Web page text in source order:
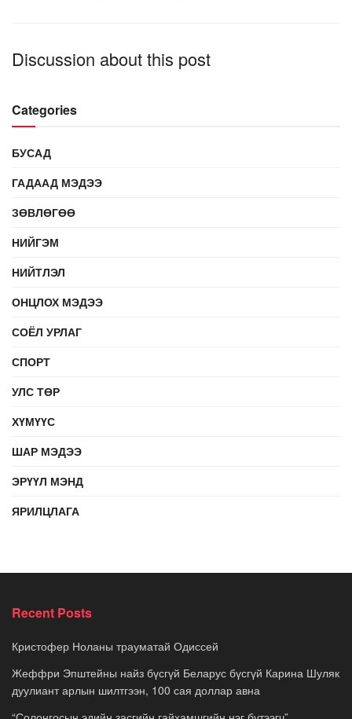
Discussion about this post
Categories
БУСАД
ГАДААД МЭДЭЭ
ЗӨВЛӨГӨӨ
НИЙГЭМ
НИЙТЛЭЛ
ОНЦЛОХ МЭДЭЭ
СОЁЛ УРЛАГ
СПОРТ
УЛС ТӨР
ХҮМҮҮС
ШАР МЭДЭЭ
ЭРҮҮЛ МЭНД
ЯРИЛЦЛАГА
Recent Posts
Кристофер Ноланы трауматай Одиссей
Жеффри Эпштейны найз бүсгүй Беларус бүсгүй Карина Шуляк
дуулиант арлын шилтгээн, 100 сая доллар авна